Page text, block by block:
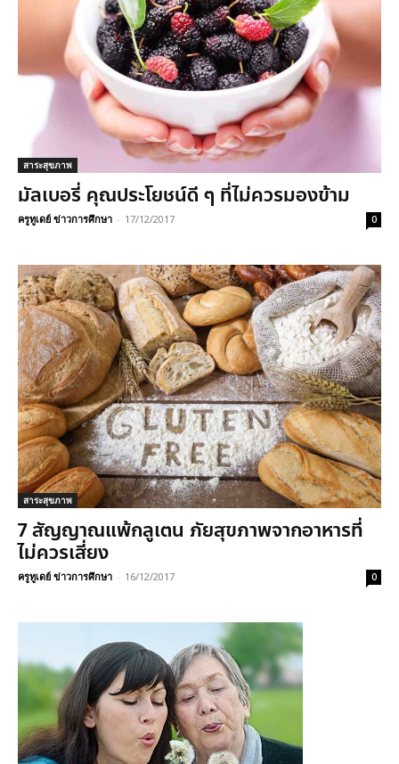
สาระสุขภาพ
มัลเบอรี่ คุณประโยชน์ดี ๆ ที่ไม่ควรมองข้าม
ครูทูเดย์ ข่าวการศึกษา - 17/12/2017 0
สาระสุขภาพ
7 สัญญาณแพ้กลูเตน ภัยสุขภาพจากอาหารที่
ไม่ควรเสี่ยง
ครูทูเดย์ ข่าวการศึกษา - 16/12/2017 0